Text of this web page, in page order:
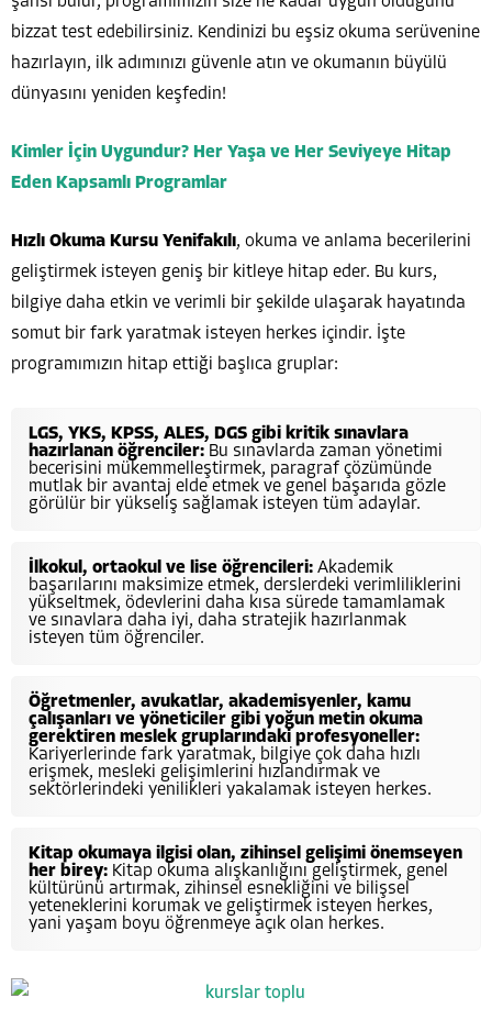
bizzat test edebilirsiniz. Kendinizi bu eşsiz okuma serüvenine
hazırlayın, ilk adımınızı güvenle atın ve okumanın büyülü
dünyasını yeniden keşfedin!
Kimler İçin Uygundur? Her Yaşa ve Her Seviyeye Hitap
Eden Kapsamlı Programlar
Hızlı Okuma Kursu Yenifakılı, okuma ve anlama becerilerini
geliştirmek isteyen geniş bir kitleye hitap eder. Bu kurs,
bilgiye daha etkin ve verimli bir şekilde ulaşarak hayatında
somut bir fark yaratmak isteyen herkes içindir. İşte
programımızın hitap ettiği başlıca gruplar:
LGS, YKS, KPSS, ALES, DGS gibi kritik sınavlara
hazırlanan öğrenciler: Bu sınavlarda zaman yönetimi
becerisini mükemmelleştirmek, paragraf çözümünde
mutlak bir avantaj elde etmek ve genel başarıda gözle
görülür bir yükseliş sağlamak isteyen tüm adaylar.
İlkokul, ortaokul ve lise öğrencileri: Akademik
başarılarını maksimize etmek, derslerdeki verimliliklerini
yükseltmek, ödevlerini daha kısa sürede tamamlamak
ve sınavlara daha iyi, daha stratejik hazırlanmak
isteyen tüm öğrenciler.
Öğretmenler, avukatlar, akademisyenler, kamu
çalışanları ve yöneticiler gibi yoğun metin okuma
gerektiren meslek gruplarındaki profesyoneller:
Kariyerlerinde fark yaratmak, bilgiye çok daha hızlı
erişmek, mesleki gelişimlerini hızlandırmak ve
sektörlerindeki yenilikleri yakalamak isteyen herkes.
Kitap okumaya ilgisi olan, zihinsel gelişimi önemseyen
her birey: Kitap okuma alışkanlığını geliştirmek, genel
kültürünü artırmak, zihinsel esnekliğini ve bilişsel
yeteneklerini korumak ve geliştirmek isteyen herkes,
yani yaşam boyu öğrenmeye açık olan herkes.